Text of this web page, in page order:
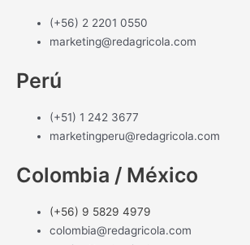
(+56) 2 2201 0550
marketing@redagricola.com
Perú
(+51) 1 242 3677
marketingperu@redagricola.com
Colombia / México
(+56) 9 5829 4979
colombia@redagricola.com